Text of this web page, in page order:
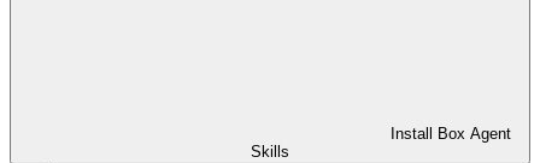
Install Box Agent
Skills